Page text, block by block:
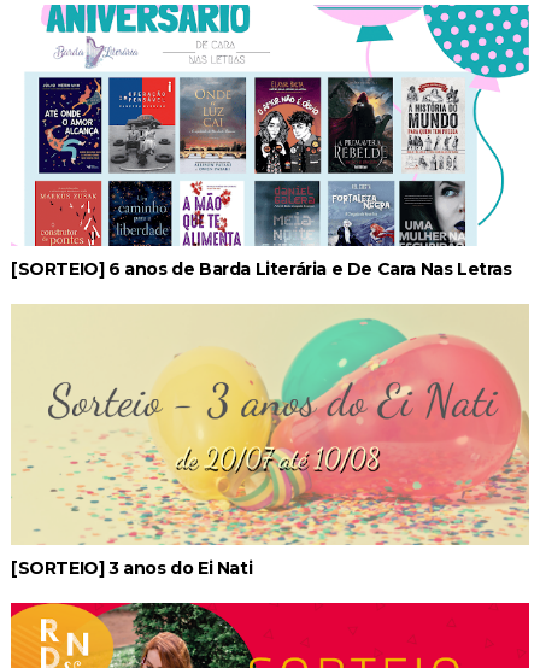
[SORTEIO] 6 anos de Barda Literária e De Cara Nas Letras
[SORTEIO] 3 anos do Ei Nati